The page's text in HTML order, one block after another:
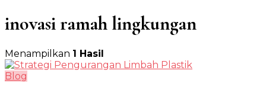
inovasi ramah lingkungan
Menampilkan 1 Hasil
Blog